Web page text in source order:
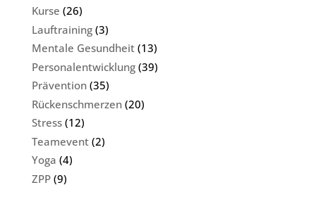
Kurse (26)
Lauftraining(3)
Mentale Gesundheit(13)
Personalentwicklung(39)
Prävention(35)
Rückenschmerzen(20)
Stress(12)
Teamevent(2)
Yoga (4)
ZPP(9)